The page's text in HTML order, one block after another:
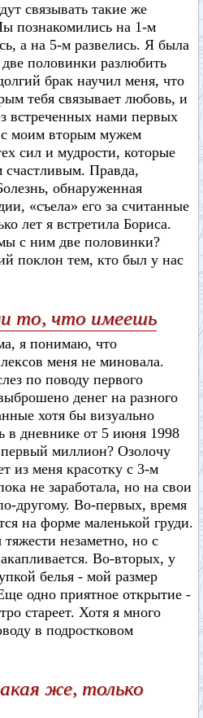
связывать такие же
познакомились на 1-м
а на 5-м развелись. Я была
половинки разлюбить
брак научил меня, что
тебя связывает любовь, и
встреченных нами первых
моим вторым мужем
сил и мудрости, которые
счастливым. Правда,
обнаруженная
«съела» его за считанные
лет я встретила Бориса.
с ним две половинки?
поклон тем, кто был у нас
то, что имеешь
я понимаю, что
меня не миновала.
по поводу первого
денег на разного
хотя бы визуально
в дневнике от 5 июня 1998
миллион? Озолочу
из меня красотку с 3-м
не заработала, но на свои
другому. Во-первых, время
на форме маленькой груди.
незаметно, но с
Во-вторых, у
белья - мой размер
одно приятное открытие -
стареет. Хотя я много
в подростковом
же, только